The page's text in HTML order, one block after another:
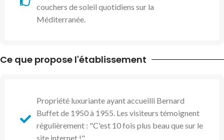
couchers de soleil quotidiens sur la
Méditerranée.
Ce que propose l'établissement
Propriété luxuriante ayant accueilli Bernard
Buffet de 1950 à 1955. Les visiteurs témoignent
régulièrement : "C'est 10 fois plus beau que sur le
site internet !"